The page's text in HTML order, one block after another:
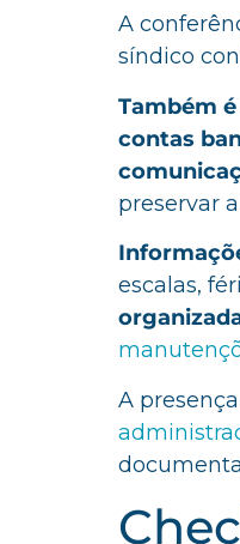
A
síndico
Também
contas
preservar
escalas,
A